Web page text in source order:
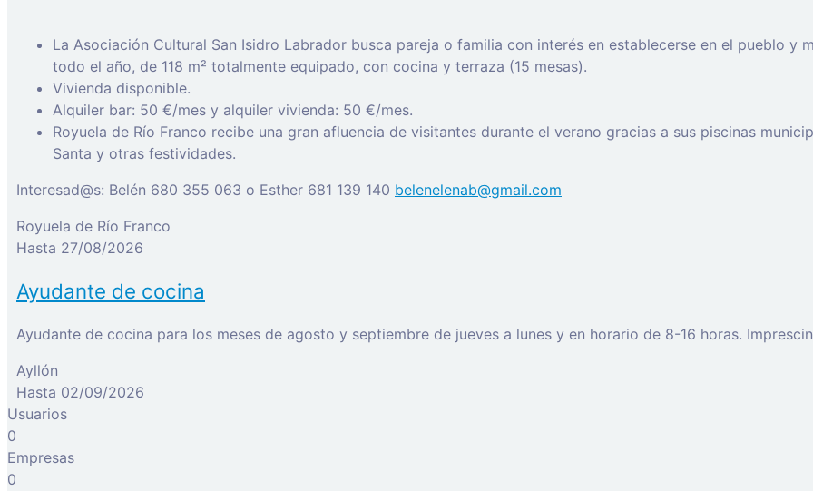
La Asociación Cultural San Isidro Labrador busca pareja o familia con interés en establecerse en el pueblo y
todo el año, de 118 m² totalmente equipado, con cocina y terraza (15 mesas).
Vivienda disponible.
Alquiler bar: 50 €/mes y alquiler vivienda: 50 €/mes.
Royuela de Río Franco recibe una gran afluencia de visitantes durante el verano gracias a sus piscinas
Santa y otras festividades.
Interesad@s: Belén 680 355 063 o Esther 681 139 140 belenelenab@gmail.com
Royuela de Río Franco
Hasta 27/08/2026
Ayudante de cocina
Ayllón
Hasta 02/09/2026
Usuarios
0
Empresas
0